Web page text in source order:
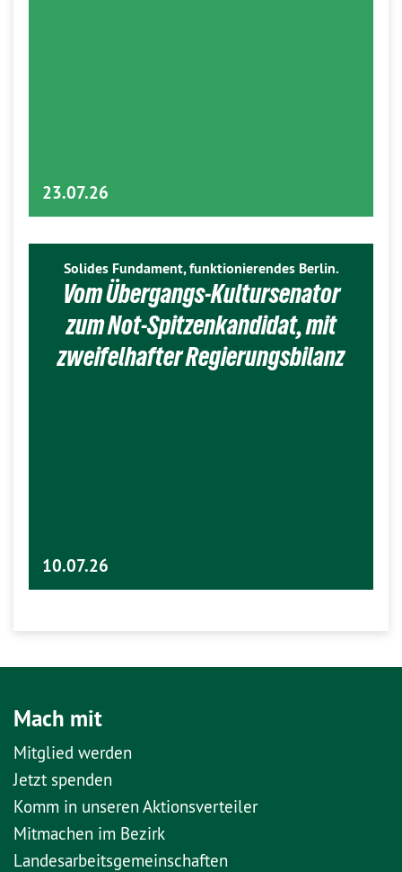
23.07.26
Solides Fundament, funktionierendes Berlin.
Vom Übergangs-Kultursenator
zum Not-Spitzenkandidat, mit
zweifelhafter Regierungsbilanz
10.07.26
Mach mit
Mitglied werden
Jetzt spenden
Komm in unseren Aktionsverteiler
Mitmachen im Bezirk
Landesarbeitsgemeinschaften